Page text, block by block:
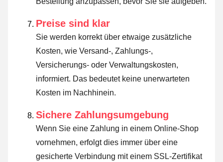
Preise sind klar
Sie werden korrekt über etwaige zusätzliche
Kosten, wie Versand-, Zahlungs-,
Versicherungs- oder Verwaltungskosten,
informiert. Das bedeutet keine unerwarteten
Kosten im Nachhinein.
Sichere Zahlungsumgebung
Wenn Sie eine Zahlung in einem Online-Shop
vornehmen, erfolgt dies immer über eine
gesicherte Verbindung mit einem SSL-Zertifikat